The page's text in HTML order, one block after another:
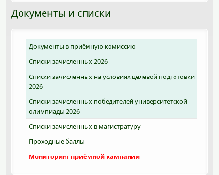
Документы и списки
Документы в приёмную комиссию
Cписки зачисленных 2026
Списки зачисленных на условиях целевой подготовки
2026
Списки зачисленных победителей университетской
олимпиады 2026
Списки зачисленных в магистратуру
Проходные баллы
Мониторинг приёмной кампании